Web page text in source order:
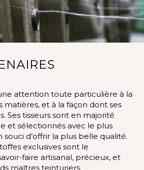
attention toute particulière à la
matières, et à la façon dont ses
Ses tisseurs sont en majorité
et sélectionnés avec le plus
souci d’offrir la plus belle qualité.
exclusives sont le
faire artisanal, précieux, et
maîtres teinturiers.